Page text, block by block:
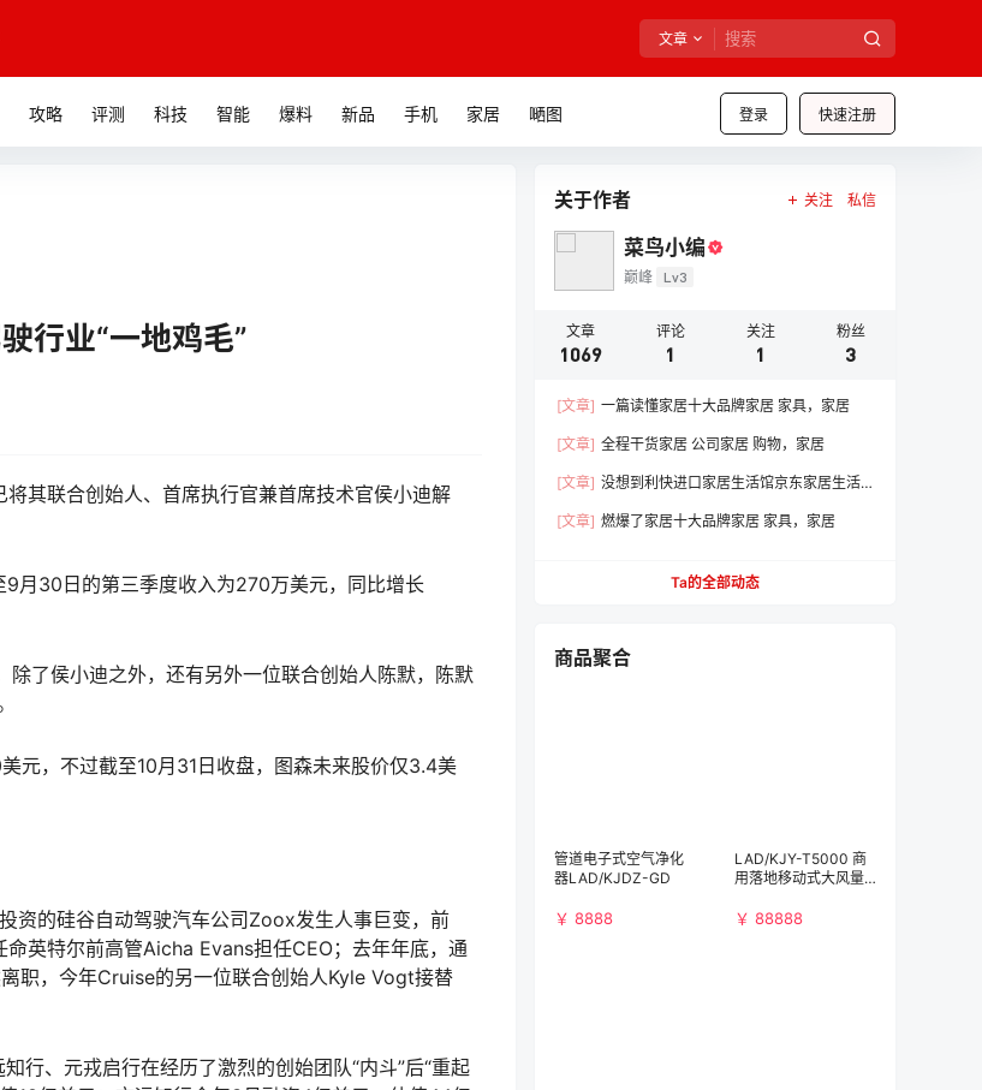
文章
登录 快速注册
攻略 评测 科技 智能 爆料 新品 手机 家居 嗮图
行业“一地鸡毛”
其联合创始人、首席执行官兼首席技术官侯小迪解
月30日的第三季度收入为270万美元，同比增长
了侯小迪之外，还有另外一位联合创始人陈默，陈默
元，不过截至10月31日收盘，图森未来股价仅3.4美
资的硅谷自动驾驶汽车公司Zoox发生人事巨变，前
英特尔前高管Aicha Evans担任CEO；去年年底，通
职，今年Cruise的另一位联合创始人Kyle Vogt接替
行、元戎启行在经历了激烈的创始团队“内斗”后“重起
关于作者 关注 私信
菜鸟小编
巅峰 Lv3
文章
1069
评论
1
关注
1
粉丝
3
[文章] 一篇读懂家居十大品牌家居 家具，家居
[文章] 全程干货家居 公司家居 购物，家居
[文章] 没想到利快进口家居生活馆京东家居生活
[文章] 燃爆了家居十大品牌家居 家具，家居
Ta的全部动态
商品聚合
管道电子式空气净化
器LAD/KJDZ-GD
￥ 8888
LAD/KJY-T5000 商
用落地移动式大风量
￥ 88888